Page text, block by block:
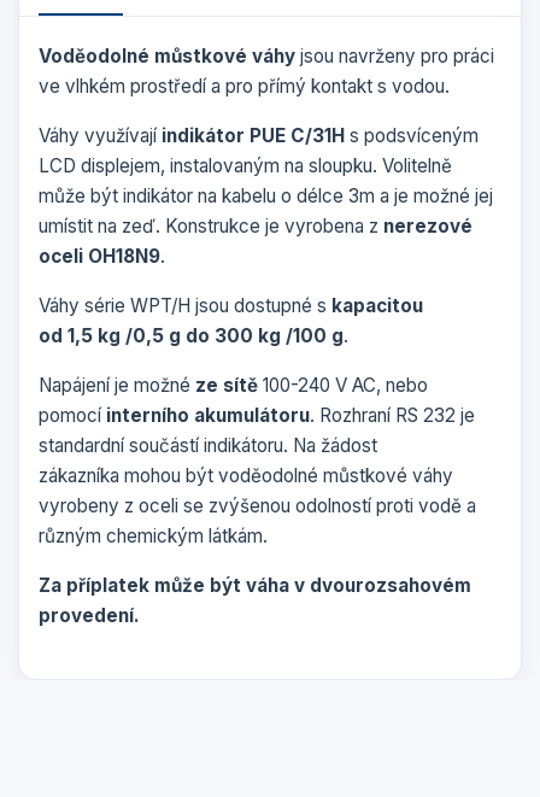
Voděodolné můstkové váhy jsou navrženy pro práci
ve vlhkém prostředí a pro přímý kontakt s vodou.
Váhy využívají indikátor PUE C/31H s podsvíceným
LCD displejem, instalovaným na sloupku. Volitelně
může být indikátor na kabelu o délce 3m a je možné jej
umístit na zeď. Konstrukce je vyrobena z nerezové
oceli OH18N9.
Váhy série WPT/H jsou dostupné s kapacitou
od 1,5 kg /0,5 g do 300 kg /100 g.
Napájení je možné ze sítě 100-240 V AC, nebo
pomocíinterního akumulátoru. Rozhraní RS 232 je
standardní součástí indikátoru. Na žádost
zákazníka mohou být voděodolné můstkové váhy
vyrobeny z oceli se zvýšenou odolností proti vodě a
různým chemickým látkám.
Za příplatek může být váha v dvourozsahovém
provedení.